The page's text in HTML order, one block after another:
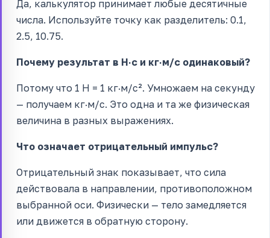
Да, калькулятор принимает любые десятичные
числа. Используйте точку как разделитель: 0.1,
2.5, 10.75.
Почему результат в Н·с и кг·м/с одинаковый?
Потому что 1 Н = 1 кг·м/с². Умножаем на секунду
— получаем кг·м/с. Это одна и та же физическая
величина в разных выражениях.
Что означает отрицательный импульс?
Отрицательный знак показывает, что сила
действовала в направлении, противоположном
выбранной оси. Физически — тело замедляется
или движется в обратную сторону.